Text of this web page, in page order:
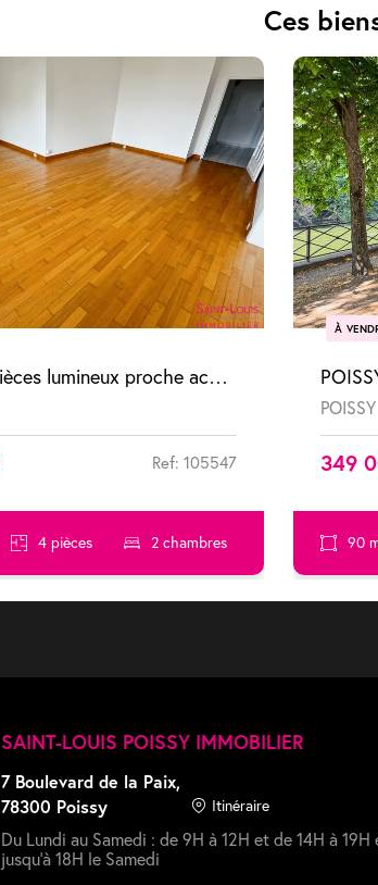
Ces
POISSY- 4 pièces lumineux proche accès RER et forêt
Ref: 105547
4 pièces 2 chambres
À
POISSY
349
90
SAINT-LOUIS POISSY IMMOBILIER
7 Boulevard de la Paix,
78300 Poissy
Itinéraire
Du Lundi au Samedi : de 9H à 12H et de 14H à 19H
jusqu'à 18H le Samedi